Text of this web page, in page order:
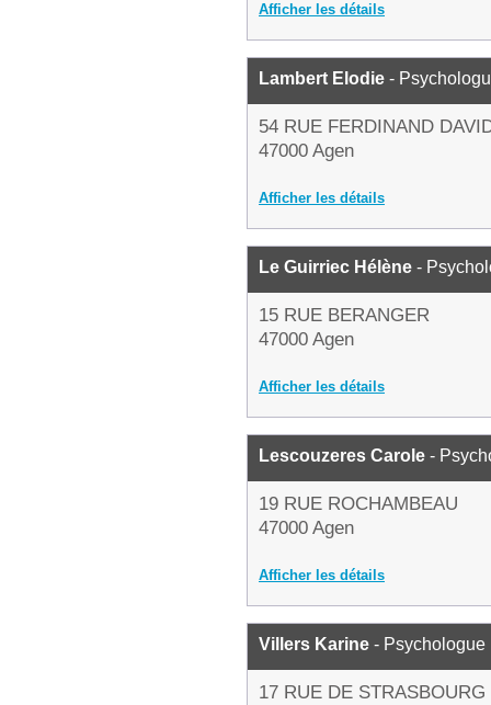
Afficher les détails
Lambert Elodie -
54 RUE FERDINAND
47000 Agen
Afficher les détails
Le Guirriec Hélène -
15 RUE BERANGER
47000 Agen
Afficher les détails
Lescouzeres Carole -
19 RUE ROCHAMBEAU
47000 Agen
Afficher les détails
Villers Karine - Psychologue
17 RUE DE STRASBOURG